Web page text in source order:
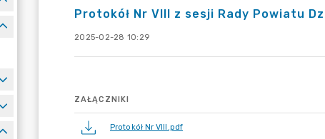
Protokół Nr VIII z sesji Rady Powiatu
2025-02-28 10:29
ZAŁĄCZNIKI
Protokół Nr VIII.pdf